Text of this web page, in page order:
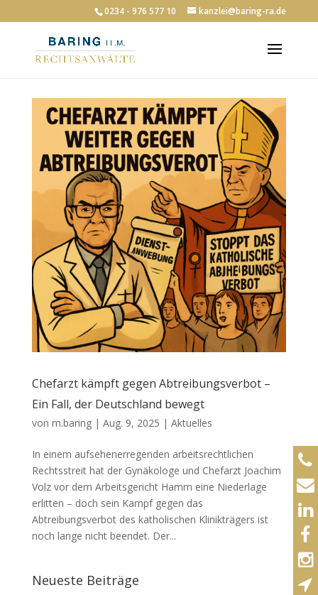
0234 - 976 577 10 kanzlei@baring-ra.de
Chefarzt kämpft gegen Abtreibungsverbot –
Ein Fall, der Deutschland bewegt
von m.baring| Aug. 9, 2025 | Aktuelles
In einem aufsehenerregenden arbeitsrechtlichen
Rechtsstreit hat der Gynäkologe und Chefarzt Joachim
Volz vor dem Arbeitsgericht Hamm eine Niederlage
erlitten – doch sein Kampf gegen das
Abtreibungsverbot des katholischen Klinikträgers ist
noch lange nicht beendet. Der...
Neueste Beiträge